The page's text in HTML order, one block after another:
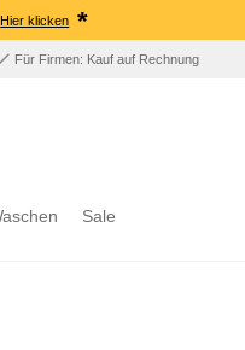
Hier klicken *
Für Firmen: Kauf auf Rechnung
Sale